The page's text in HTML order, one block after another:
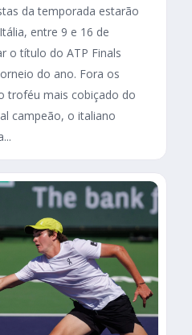
da temporada estarão
entre 9 e 16 de
o título do ATP Finals
do ano. Fora os
troféu mais cobiçado do
campeão, o italiano